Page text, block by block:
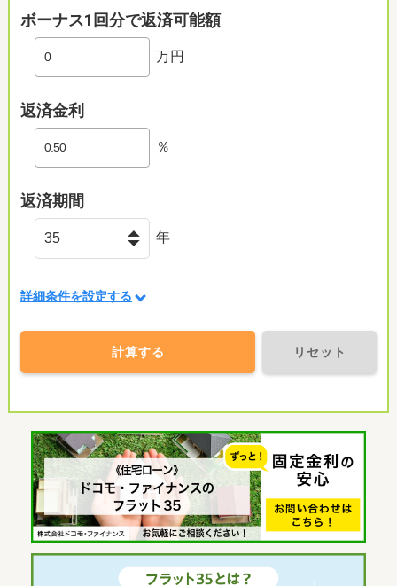
ボーナス1回分で返済可能額
万円
返済金利
％
返済期間
年
詳細条件を設定する
計算する リセット